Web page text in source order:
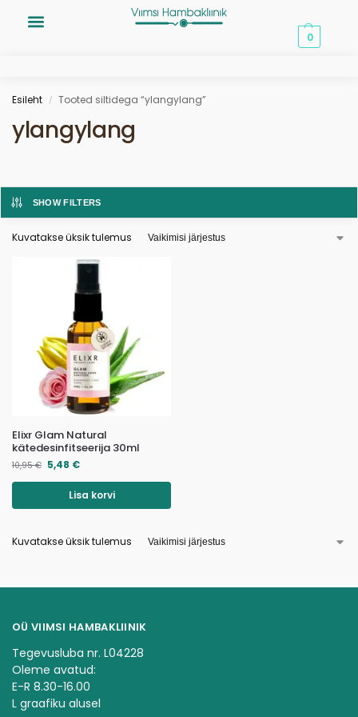
0
Esileht / Tooted siltidega “ylangylang”
ylangylang
SHOW FILTERS
Kuvatakse üksik tulemus
Elixr Glam Natural
kätedesinfitseerija 30ml
10,95€ 5,48 €
Lisa korvi
Kuvatakse üksik tulemus
OÜ VIIMSI HAMBAKLIINIK
Tegevusluba nr. L04228
Oleme avatud:
E-R 8.30-16.00
L graafiku alusel